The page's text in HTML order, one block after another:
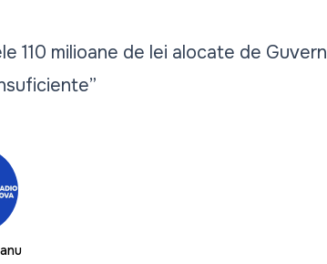
110 milioane de lei alocate de Guvern